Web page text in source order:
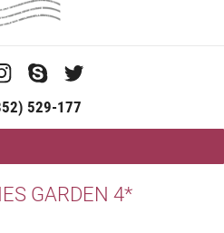
529-177
GARDEN 4*